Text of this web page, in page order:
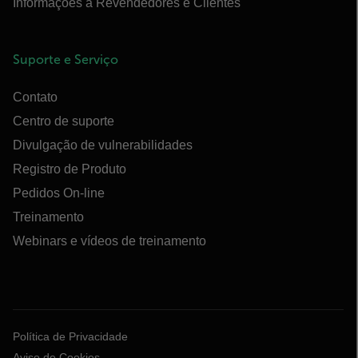
Informações a Revendedores e Clientes
Suporte e Serviço
Contato
Centro de suporte
Divulgação de vulnerabilidades
Registro de Produto
Pedidos On-line
Treinamento
Webinars e vídeos de treinamento
Política de Privacidade